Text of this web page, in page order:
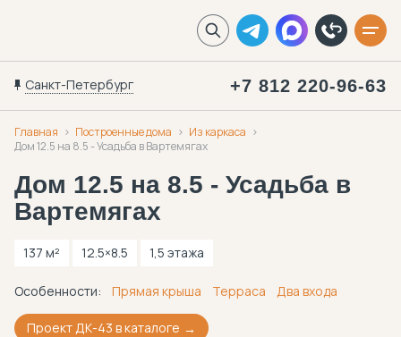
Санкт-Петербург +7 812 220-96-63
Главная Построенные дома
Из каркаса
Дом 12.5 на 8.5 - Усадьба в Вартемягах
Дом 12.5 на 8.5 - Усадьба в
Вартемягах
137 м² 12.5×8.5 1,5 этажа
Особенности: Прямая крыша Терраса Два входа
Проект ДК-43 в каталоге